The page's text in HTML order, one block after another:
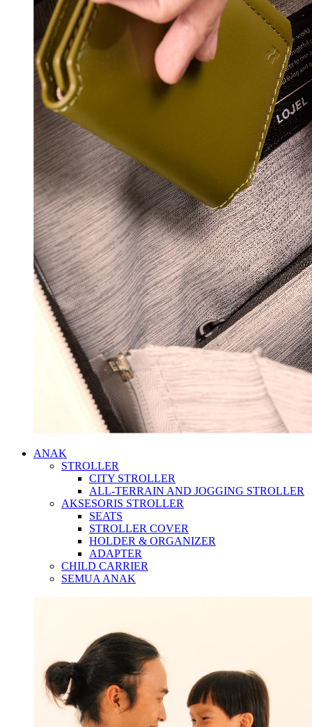
ANAK
STROLLER
CITY STROLLER
ALL-TERRAIN AND JOGGING STROLLER
AKSESORIS STROLLER
SEATS
STROLLER COVER
HOLDER & ORGANIZER
ADAPTER
CHILD CARRIER
SEMUA ANAK